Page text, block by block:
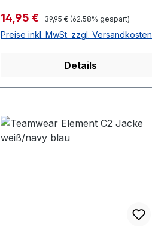
Verkaufspreis:
14,95 € Regulärer Preis:
39,95 € (62.58% gespart)
Preise inkl. MwSt. zzgl. Versandkosten
Details